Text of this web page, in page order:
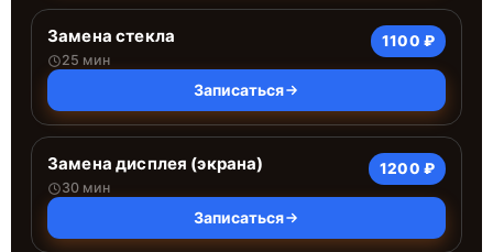
Замена стекла
25 мин
1100 ₽
Записаться
Замена дисплея (экрана)
30 мин
1200 ₽
Записаться